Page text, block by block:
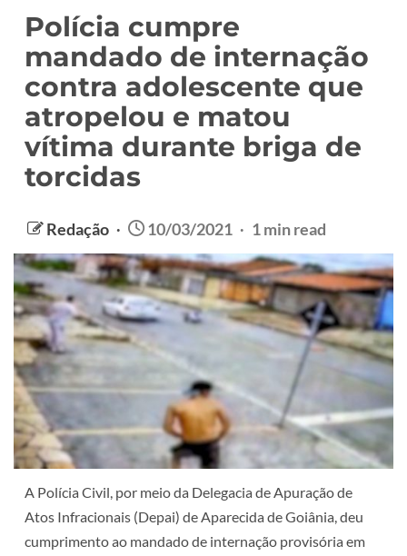
Polícia cumpre
mandado de internação
contra adolescente que
atropelou e matou
vítima durante briga de
torcidas
Redação 10/03/2021 1 min read
A Polícia Civil, por meio da Delegacia de Apuração de
Atos Infracionais (Depai) de Aparecida de Goiânia, deu
cumprimento ao mandado de internação provisória em